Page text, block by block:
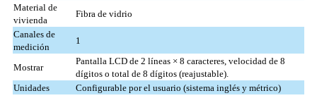
Material de
vivienda
Fibra de vidrio
Canales de
medición
1
Mostrar
Pantalla LCD de 2 líneas × 8 caracteres, velocidad de 8
dígitos o total de 8 dígitos (reajustable).
Unidades
Configurable por el usuario (sistema inglés y métrico)